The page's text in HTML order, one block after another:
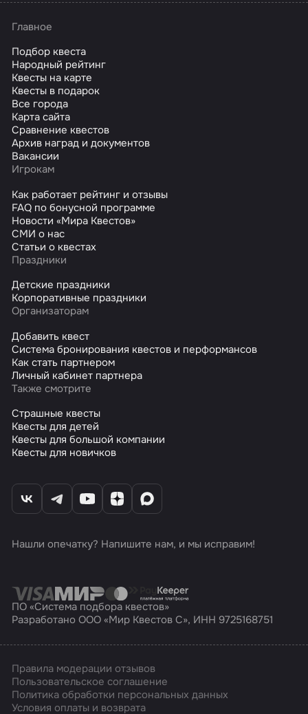
Главное
Подбор квеста
Народный рейтинг
Квесты на карте
Квесты в подарок
Все города
Карта сайта
Сравнение квестов
Архив наград и документов
Вакансии
Игрокам
Как работает рейтинг и отзывы
FAQ по бонусной программе
Новости «Мира Квестов»
СМИ о нас
Статьи о квестах
Праздники
Детские праздники
Корпоративные праздники
Организаторам
Добавить квест
Система бронирования квестов и перформансов
Как стать партнером
Личный кабинет партнера
Также смотрите
Страшные квесты
Квесты для детей
Квесты для большой компании
Квесты для новичков
Нашли опечатку? Напишите нам, и мы исправим!
ПО «Система подбора квестов»
Разработано ООО «Мир Квестов С», ИНН 9725168751
Правила модерации отзывов
Пользовательское соглашение
Политика обработки персональных данных
Условия оплаты и возврата